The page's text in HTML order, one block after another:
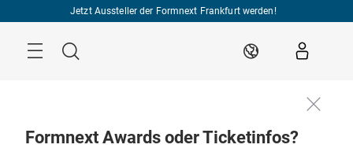
Jetzt Aussteller der Formnext Frankfurt werden!
Suche DE
Formnext Awards oder Ticketinfos?